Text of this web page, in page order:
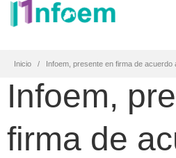
Inicio Infoem, presente en firma de
Infoem,
firma de